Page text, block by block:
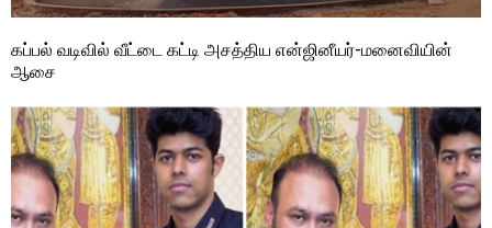
கப்பல் வடிவில் வீட்டை கட்டி அசத்திய என்ஜினீயர்-மனைவியின்
ஆசை